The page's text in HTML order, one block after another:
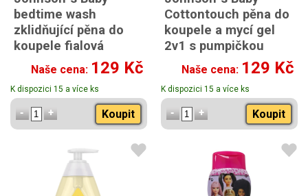
bedtime wash
zklidňující pěna do
koupele fialová
500ml
Naše cena: 129 Kč
K dispozici 15 a více ks
Koupit
Cottontouch pěna do
koupele a mycí gel
2v1 s pumpičkou
500ml
Naše cena: 129 Kč
K dispozici 15 a více ks
Koupit